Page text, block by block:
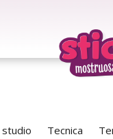
studio Tecnica